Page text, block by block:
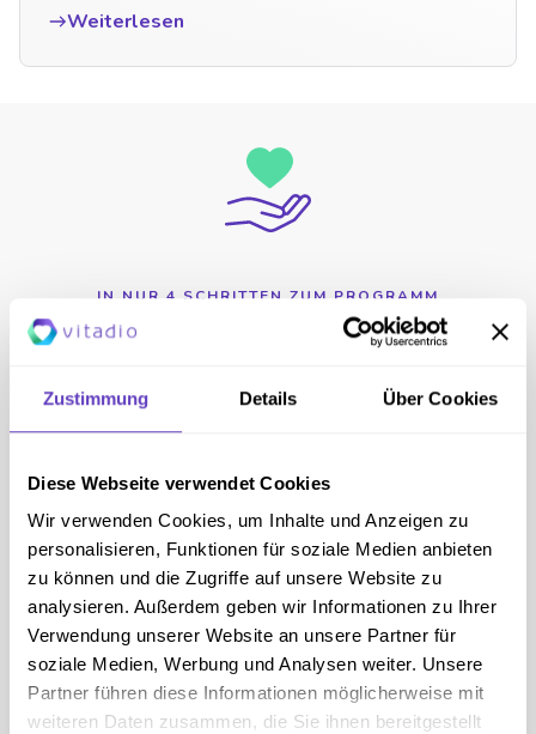
Zustimmung Details Über Cookies
Diese Webseite verwendet Cookies
Wir verwenden Cookies, um Inhalte und Anzeigen zu
personalisieren, Funktionen für soziale Medien anbieten
zu können und die Zugriffe auf unsere Website zu
analysieren. Außerdem geben wir Informationen zu Ihrer
Verwendung unserer Website an unsere Partner für
soziale Medien, Werbung und Analysen weiter. Unsere
Partner führen diese Informationen möglicherweise mit
weiteren Daten zusammen, die Sie ihnen bereitgestellt
Weiterlesen
IN NUR 4 SCHRITTEN ZUM PROGRAMM
Typ-2-Diabetes App - Hilfe beim
NUR 2 MINUTEN
Wie gut bin ich in meinem Diabetes-
Management?